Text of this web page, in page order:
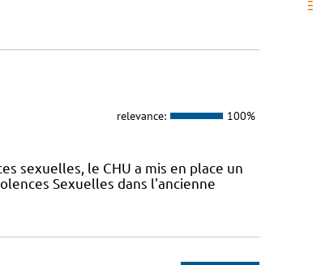
relevance: 100%
sexuelles, le CHU a mis en place un
Sexuelles dans l'ancienne